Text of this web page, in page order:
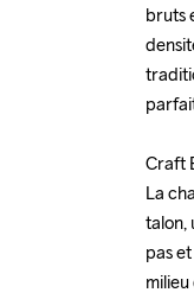
bruts
Craft
La
talon,
pas
bruts
Craft
La
talon,
pas